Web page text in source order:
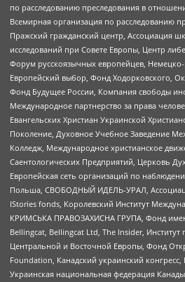
по расследованию преследования в
Всемирная организация по расследованию
Пражский гражданский центр, Ассоциация
исследований при Совете Европы, Центр
Форум русскоязычных европейцев,
Европейский выбор, Фонд Ходорковского,
Фонд Будущее России, Компания свободы
Международное партнерство за права
Евангельских Христиан Украинской
Поколение, Духовное Учебное Заведение
Колледж, Международное христианское
Саентологических Предприятий, Церковь
Европейская сеть организаций по
Польша, СВОБОДНЫЙ ИДЕЛЬ-УРАЛ,
IStories fonds, Королевский Институт
КРИМСЬКА ПРАВОЗАХИСНА ГРУПА, Фонд
Bellingcat, Bellingcat Ltd, The Insider,
Центральной и Восточной Европы, Фонд
Foundation, Канадский украинский
Украинская национальная федерация